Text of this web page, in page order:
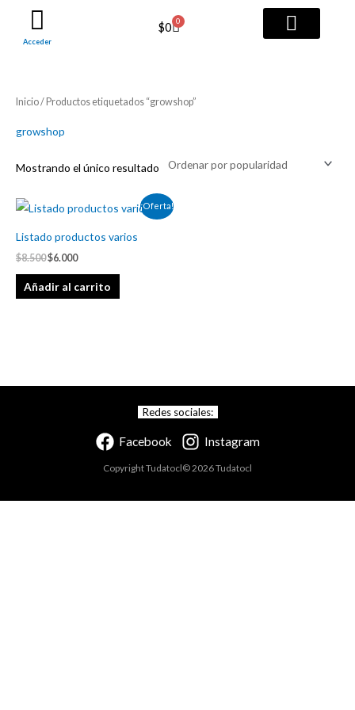
contenido
Acceder
$0 0
Cart
Inicio/ Productos etiquetados “growshop”
growshop
Mostrando el único resultado
¡Oferta!
Listado productos varios
$8.500
precio
era:
$8.500.
$6.000
precio
es:
$6.000.
Añadir al carrito
Redes sociales:
Facebook Instagram
Copyright Tudatocl© 2026 Tudatocl